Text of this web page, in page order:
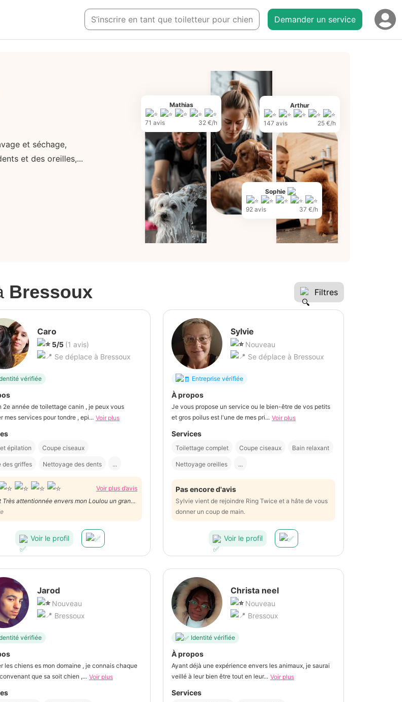
S’inscrire en tant que toiletteur pour chien Demander un service
Mathias
71 avis 32 €/h
Sophie
92 avis 37 €/h
Arthur
147 avis 25 €/h
et séchage,
et des oreilles,...
Bressoux Filtres
Caro
5/5 (1 avis)
Se déplace à Bressoux
vérifiée
2e année de toilettage canin , je peux vous
mes services pour tondre , epi... Voir plus
épilation Coupe ciseaux
des griffes Nettoyage des dents ...
Voir plus d’avis
Voir le profil
Sylvie
Nouveau
Se déplace à Bressoux
Entreprise vérifiée
À propos
Je vous propose un service ou le bien-être de vos petits
et gros poilus est l'une de mes pri... Voir plus
Services
Toilettage complet Coupe ciseaux Bain relaxant
Nettoyage oreilles ...
Pas encore d'avis
Sylvie vient de rejoindre Ring Twice et a hâte de vous
donner un coup de main.
Voir le profil
Jarod
Nouveau
Bressoux
vérifiée
les chiens es mon domaine , je connais chaque
que sa soit chien ,... Voir plus
Christa neel
Nouveau
Bressoux
Identité vérifiée
À propos
Ayant déjà une expérience envers les animaux, je saurai
veillé à leur bien être tout en leur... Voir plus
Services